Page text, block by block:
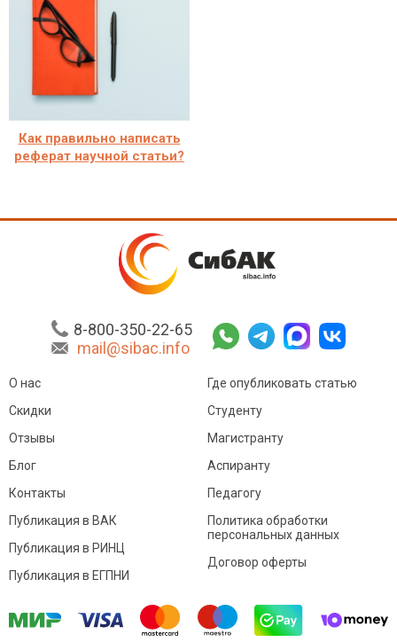
Как правильно написать
реферат научной статьи?
8-800-350-22-65
mail@sibac.info
О нас
Скидки
Отзывы
Блог
Контакты
Где опубликовать статью
Студенту
Магистранту
Аспиранту
Педагогу
Публикация в ВАК
Публикация в РИНЦ
Публикация в ЕГПНИ
Политика обработки
персональных данных
Договор оферты